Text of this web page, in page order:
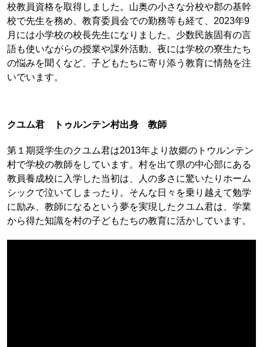
校教員資格を取得しました。山奥の小さな分校や郡の基幹
校で先生を務め、教育委員会での勤務等も経て、2023年9
月には小学校の校長先生になりました。少数民族固有の言
語も使いながらの授業や課外活動、夜には学校の寮生たち
の悩みを聞くなど、子どもたちに寄り添う教育に情熱を注
いでいます。
クユム君 トゥルンテン村出身 教師
第１期奨学生のクユム君は2013年より故郷のトウルンテン
村で学校の教師をしています。村を出て県の中心部にある
教員養成校に入学した当初は、人の多さに驚いたりホーム
シックで泣いてしまったり。そんな日々を乗り越えて勉学
に励み、教師になるという夢を実現したクユム君は、学業
から得た知識を村の子どもたちの教育に活かしています。